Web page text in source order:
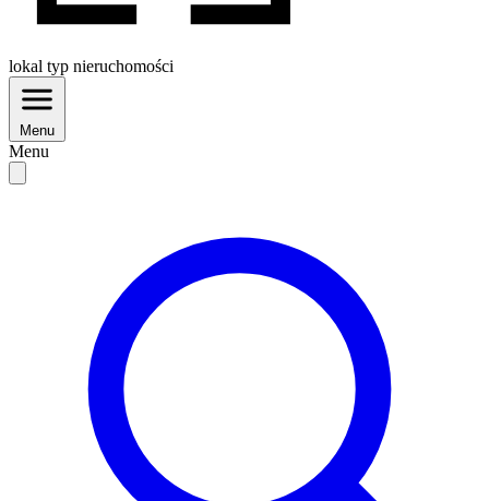
lokal typ nieruchomości
Menu
Menu